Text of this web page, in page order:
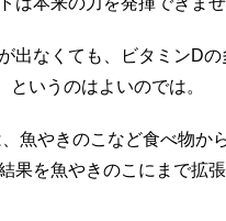
出なくても、ビタミンDの
いうのはよいのでは。
魚やきのこなど食べ物か
果を魚やきのこにまで拡